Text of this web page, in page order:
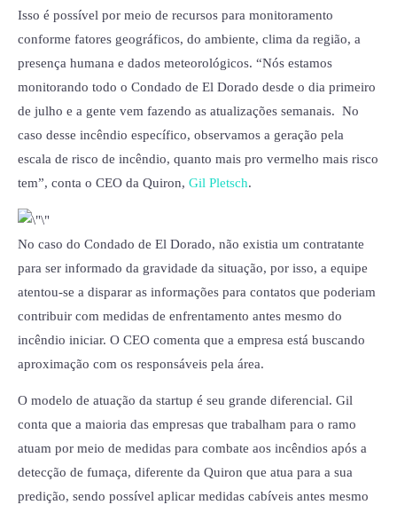
Isso é possível por meio de recursos para monitoramento
conforme fatores geográficos, do ambiente, clima da região, a
presença humana e dados meteorológicos. “Nós estamos
monitorando todo o Condado de El Dorado desde o dia primeiro
de julho e a gente vem fazendo as atualizações semanais. No
caso desse incêndio específico, observamos a geração pela
escala de risco de incêndio, quanto mais pro vermelho mais risco
tem”, conta o CEO da Quiron, Gil Pletsch.
No caso do Condado de El Dorado, não existia um contratante
para ser informado da gravidade da situação, por isso, a equipe
atentou-se a disparar as informações para contatos que poderiam
contribuir com medidas de enfrentamento antes mesmo do
incêndio iniciar. O CEO comenta que a empresa está buscando
aproximação com os responsáveis pela área.
O modelo de atuação da startup é seu grande diferencial. Gil
conta que a maioria das empresas que trabalham para o ramo
atuam por meio de medidas para combate aos incêndios após a
detecção de fumaça, diferente da Quiron que atua para a sua
predição, sendo possível aplicar medidas cabíveis antes mesmo